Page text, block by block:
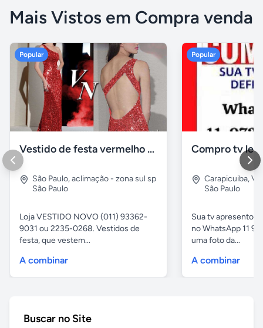
Mais Vistos em Compra venda
Popular
Vestido de festa vermelho com brilho e pedraria
São Paulo,aclimação - zona sul sp
São Paulo
Loja VESTIDO NOVO (011) 93362-
9031 ou 2235-0268. Vestidos de
festa, que vestem...
A combinar
Popular
Compro tv
Carapicuiba,
São Paulo
Sua tv apresentou
no WhatsApp 11
uma foto da...
A combinar
Buscar no Site